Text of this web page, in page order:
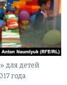
для детей
года